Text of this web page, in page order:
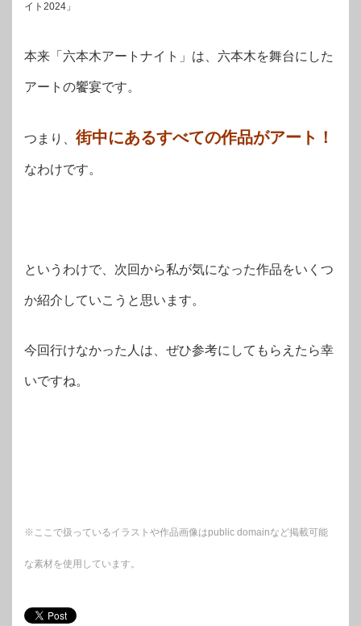
イト2024」
本来「六本木アートナイト」は、六本木を舞台にした
アートの饗宴です。
つまり、 街中にあるすべての作品がアート！
なわけです。
というわけで、次回から私が気になった作品をいくつ
か紹介していこうと思います。
今回行けなかった人は、ぜひ参考にしてもらえたら幸
いですね。
※ここで扱っているイラストや作品画像はpublic domainなど掲載可能
な素材を使用しています。